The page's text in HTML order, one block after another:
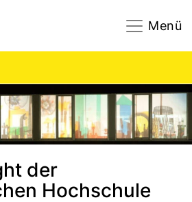
Menü
der
Hochschule